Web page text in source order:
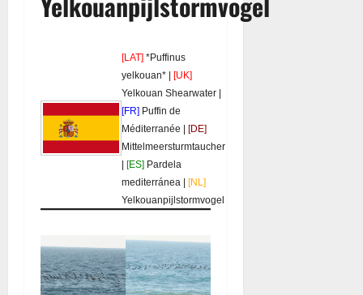
[LAT] *Puffinus
yelkouan* | [UK]
Yelkouan Shearwater |
[FR] Puffin de
Méditerranée | [DE]
Mittelmeersturmtaucher
| [ES] Pardela
mediterránea | [NL]
Yelkouanpijlstormvogel